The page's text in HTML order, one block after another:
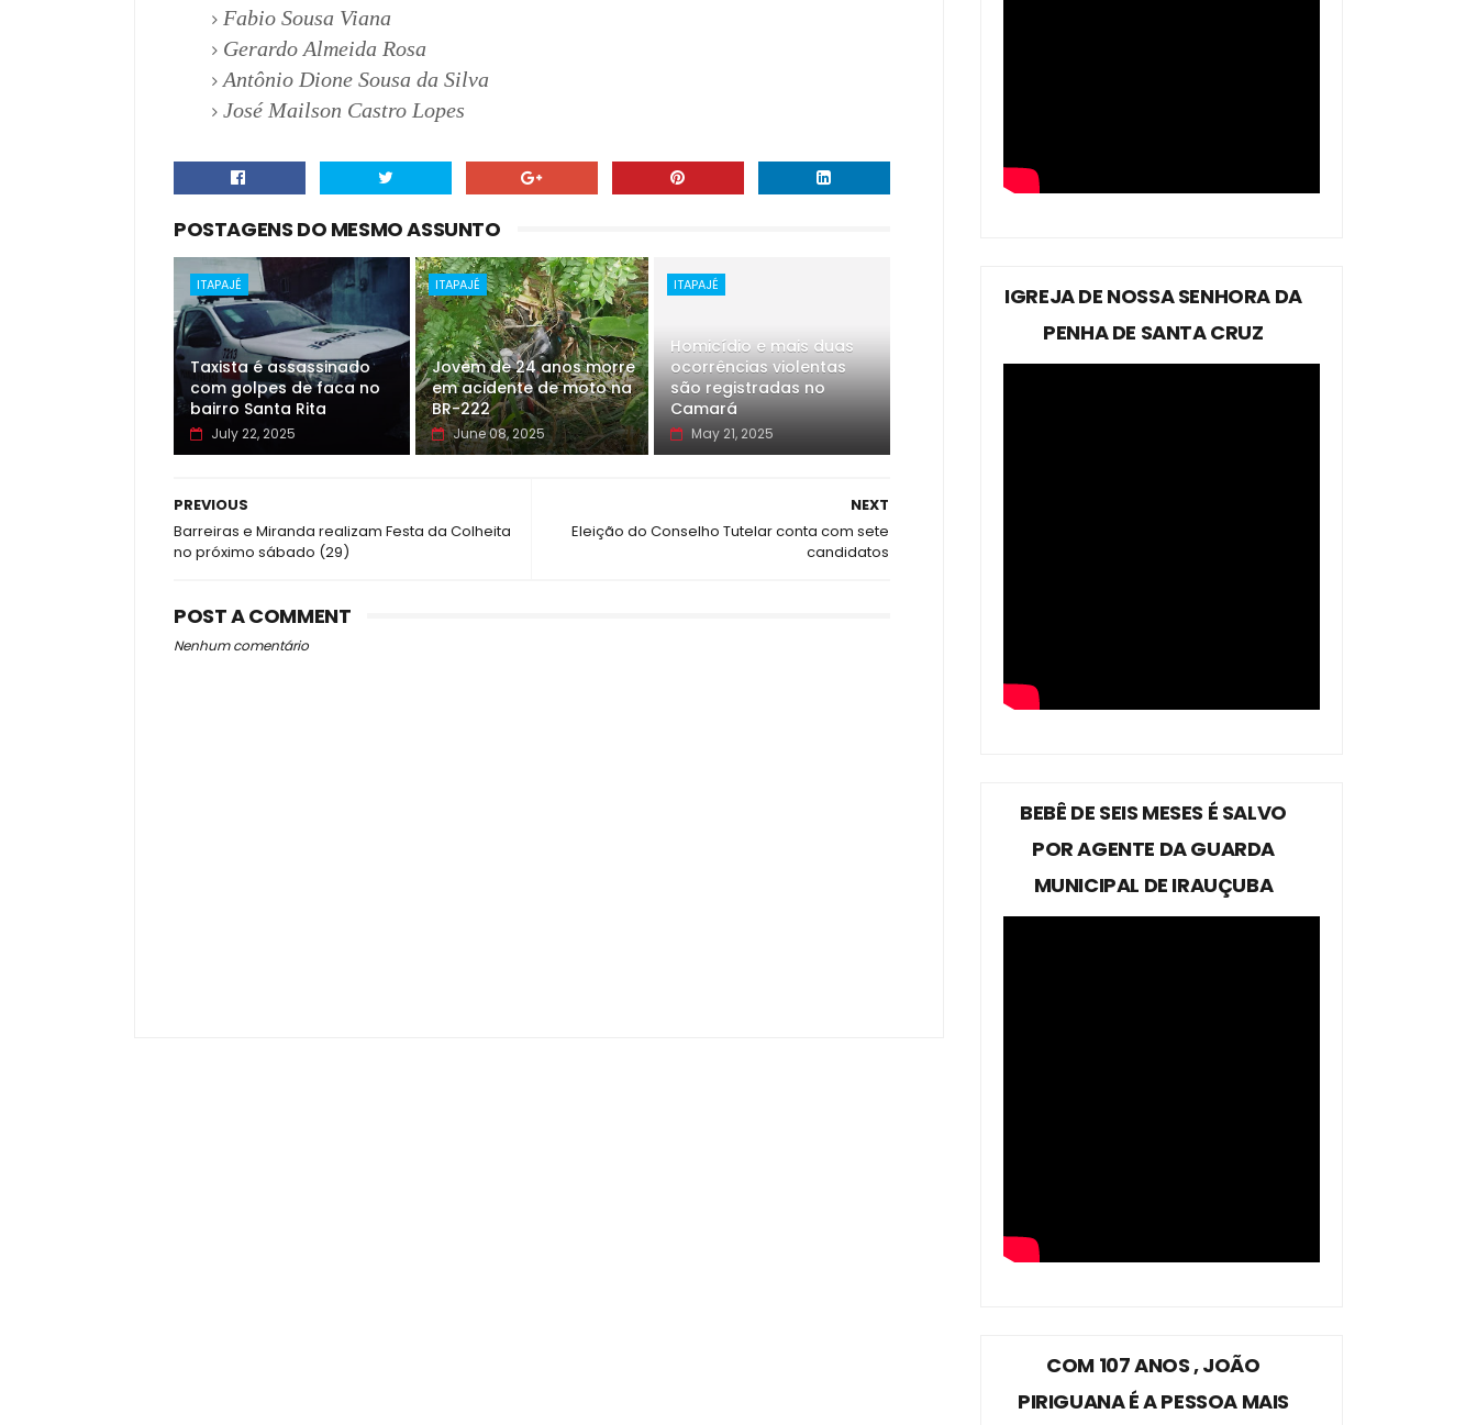
Fabio Sousa Viana
Gerardo Almeida Rosa
Antônio Dione Sousa da Silva
José Mailson Castro Lopes
POSTAGENS DO MESMO ASSUNTO
ITAPAJÉ
Taxista é assassinado
com golpes de faca no
bairro Santa Rita
July 22, 2025
ITAPAJÉ
Jovem de 24 anos morre
em acidente de moto na
BR-222
June 08, 2025
ITAPAJÉ
Homicídio e mais duas
ocorrências violentas
são registradas no
Camará
May 21, 2025
NEXT
Eleição do Conselho Tutelar conta com sete
candidatos
PREVIOUS
Barreiras e Miranda realizam Festa da Colheita
no próximo sábado (29)
POST A COMMENT
Nenhum comentário
IGREJA DE NOSSA SENHORA DA
PENHA DE SANTA CRUZ
BEBÊ DE SEIS MESES É SALVO
POR AGENTE DA GUARDA
MUNICIPAL DE IRAUÇUBA
COM 107 ANOS , JOÃO
PIRIGUANA É A PESSOA MAIS